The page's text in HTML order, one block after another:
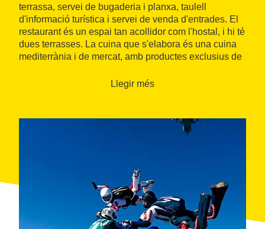
terrassa, servei de bugaderia i planxa, taulell
d'informació turística i servei de venda d'entrades. El
restaurant és un espai tan acollidor com l'hostal, i hi té
dues terrasses. La cuina que s'elabora és una cuina
mediterrània i de mercat, amb productes exclusius de
Llegir més